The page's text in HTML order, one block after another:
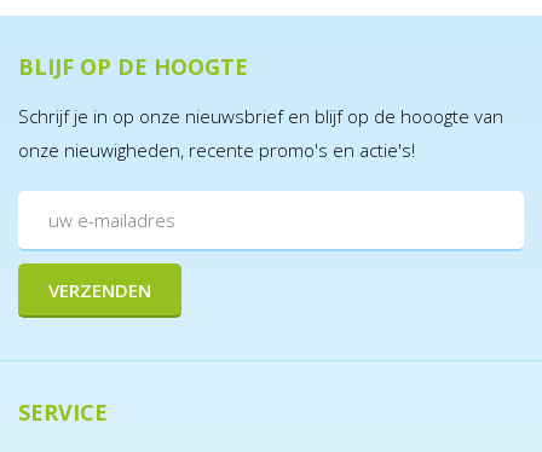
BLIJF OP DE HOOGTE
Schrijf je in op onze nieuwsbrief en blijf op de hooogte van
onze nieuwigheden, recente promo's en actie's!
SERVICE